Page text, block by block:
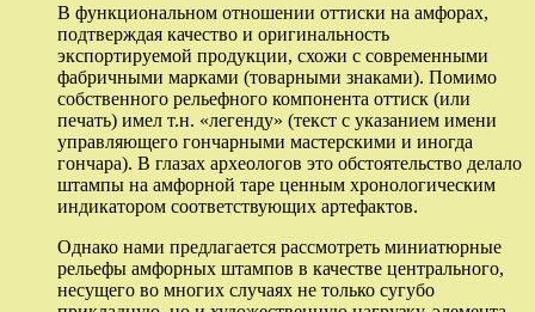
В функциональном отношении оттиски на амфорах,
подтверждая качество и оригинальность
экспортируемой продукции, схожи с современными
фабричными марками (товарными знаками). Помимо
собственного рельефного компонента оттиск (или
печать) имел т.н. «легенду» (текст с указанием имени
управляющего гончарными мастерскими и иногда
гончара). В глазах археологов это обстоятельство делало
штампы на амфорной таре ценным хронологическим
индикатором соответствующих артефактов.
Однако нами предлагается рассмотреть миниатюрные
рельефы амфорных штампов в качестве центрального,
несущего во многих случаях не только сугубо